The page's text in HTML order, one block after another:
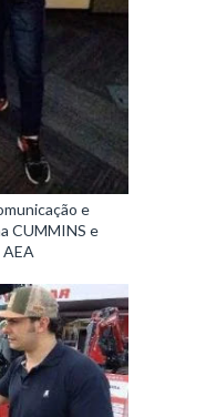
e
CUMMINS e